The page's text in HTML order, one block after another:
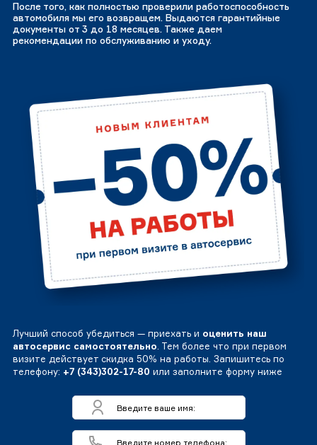
После того, как полностью проверили работоспособность
автомобиля мы его возвращем. Выдаются гарантийные
документы от 3 до 18 месяцев. Также даем
рекомендации по обслуживанию и уходу.
Лучший способ убедиться — приехать и оценить наш
автосервис самостоятельно. Тем более что при первом
визите действует скидка 50% на работы. Запишитесь по
телефону: +7 (343)302-17-80 или заполните форму ниже